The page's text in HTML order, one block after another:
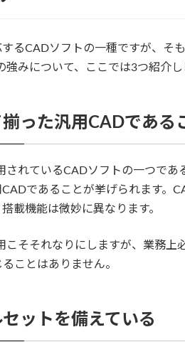
るCADソフトの一種ですが、そ
みについて、ここでは3つ紹介し
った汎用CADである
れているCADソフトの一つであ
であることが挙げられます。
載機能は微妙に異なります。
こそそれなりにしますが、業務上
ことはありません。
ットを備えている